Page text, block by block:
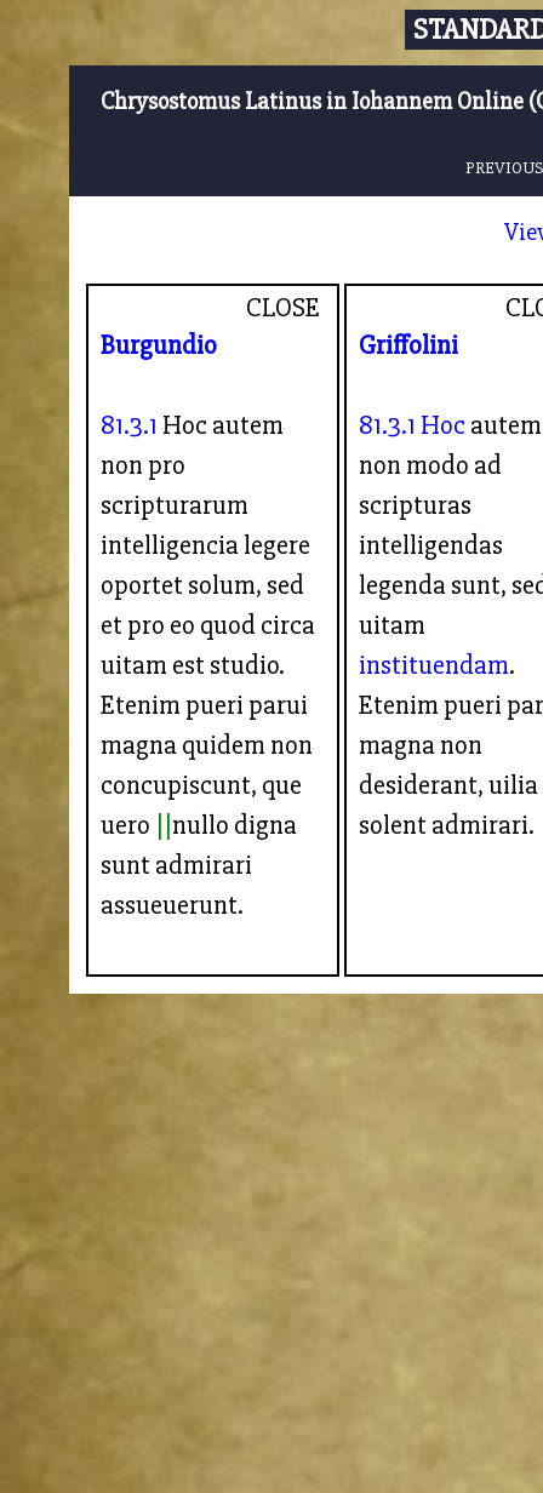
Chrysostomus Latinus in Iohannem Online
CLOSE
Burgundio
81.3.1 Hoc autem
non pro
scripturarum
intelligencia legere
oportet solum, sed
et pro eo quod circa
uitam est studio.
Etenim pueri parui
magna quidem non
concupiscunt, que
uero
nullo digna
sunt admirari
assueuerunt.
Griffolini
81.3.1 Hoc autem
non modo ad
scripturas
intelligendas
legenda sunt,
uitam
instituendam.
Etenim pueri
magna non
desiderant, uilia
solent admirari.